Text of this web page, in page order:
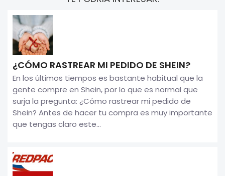
¿CÓMO RASTREAR MI PEDIDO DE SHEIN?
En los últimos tiempos es bastante habitual que la
gente compre en Shein, por lo que es normal que
surja la pregunta: ¿Cómo rastrear mi pedido de
Shein? Antes de hacer tu compra es muy importante
que tengas claro este...